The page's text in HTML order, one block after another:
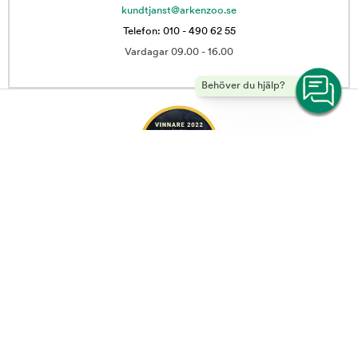
Behöver du hjälp?
kundtjanst@arkenzoo.se
Telefon: 010 - 490 62 55
Vardagar 09.00 - 16.00